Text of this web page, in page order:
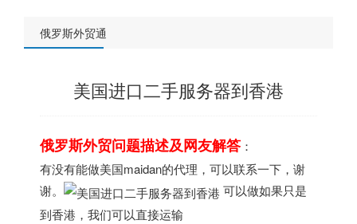
俄罗斯外贸通
美国进口二手服务器到香港
俄罗斯外贸问题描述及网友解答：
有没有能做美国maidan的代理，可以联系一下，谢
谢。
可以做如果只是
到香港，我们可以直接运输